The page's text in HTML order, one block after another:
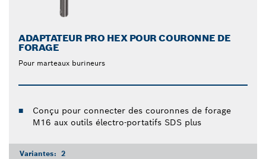
ADAPTATEUR PRO HEX POUR COURONNE DE
FORAGE
Pour marteaux burineurs
Conçu pour connecter des couronnes de forage
M16 aux outils électro-portatifs SDS plus
Variantes: 2